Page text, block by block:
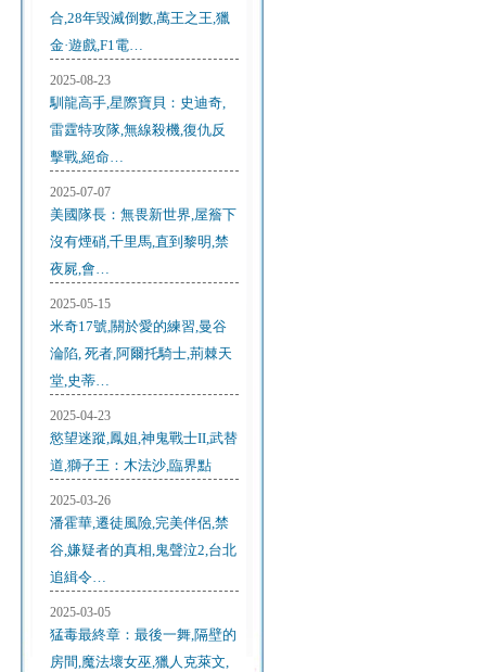
合,28年毀滅倒數,萬王之王,獵
金·遊戲,F1電…
2025-08-23
馴龍高手,星際寶貝：史迪奇,
雷霆特攻隊,無線殺機,復仇反
擊戰,絕命…
2025-07-07
美國隊長：無畏新世界,屋簷下
沒有煙硝,千里馬,直到黎明,禁
夜屍,會…
2025-05-15
米奇17號,關於愛的練習,曼谷
淪陷, 死者,阿爾托騎士,荊棘天
堂,史蒂…
2025-04-23
慾望迷蹤,鳳姐,神鬼戰士II,武替
道,獅子王：木法沙,臨界點
2025-03-26
潘霍華,遷徒風險,完美伴侶,禁
谷,嫌疑者的真相,鬼聲泣2,台北
追緝令…
2025-03-05
猛毒最終章：最後一舞,隔壁的
房間,魔法壞女巫,獵人克萊文,